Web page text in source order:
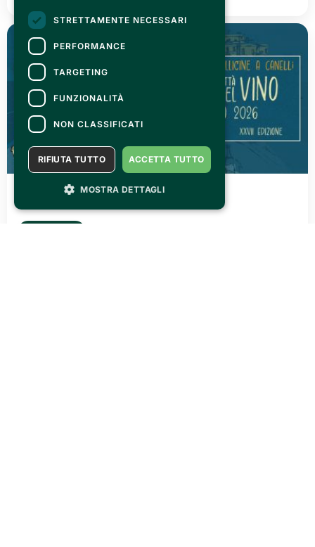
VENERDÌ 03 LUGLIO 2026
STRETTAMENTE NECESSARI
PERFORMANCE
TARGETING
FUNZIONALITÀ
NON CLASSIFICATI
ACCETTA TUTTO
RIFIUTA TUTTO
MOSTRA DETTAGLI